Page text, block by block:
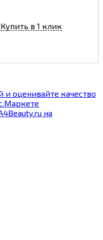
Купить в 1 клик